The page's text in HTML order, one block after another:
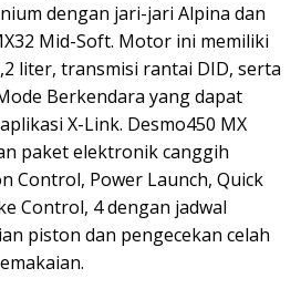
dengan jari-jari Alpina dan
Mid-Soft. Motor ini memiliki
liter, transmisi rantai DID, serta
Berkendara yang dapat
X-Link. Desmo450 MX
paket elektronik canggih
Control, Power Launch, Quick
Control, 4 dengan jadwal
piston dan pengecekan celah